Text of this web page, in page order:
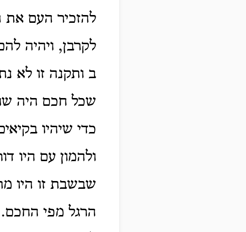
להזכיר העם את
לקרבן, ויהיה
ב ותקנה זו לא
שכל חכם היה
כדי שיהיו
ולהמון עם היו
שבשבת זו היו
הרגל מפי החכם.